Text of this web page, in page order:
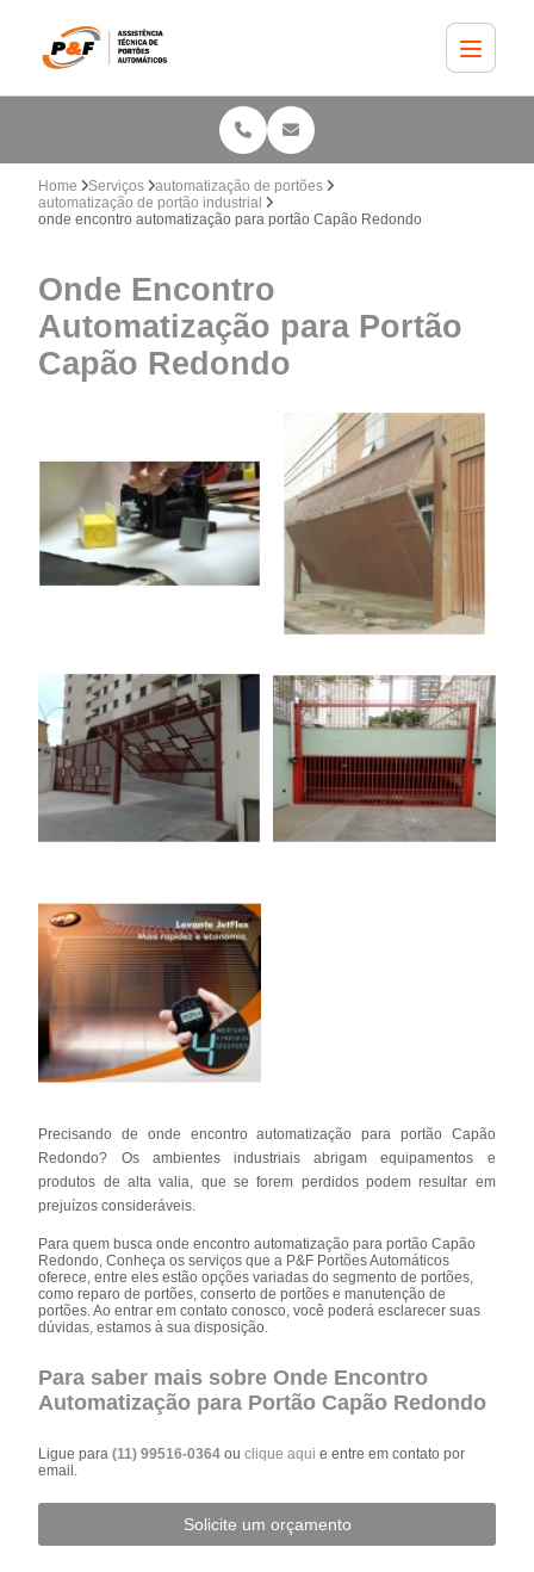
Home Serviços
automatização de portões
automatização de portão industrial
onde encontro automatização para portão Capão Redondo
Onde Encontro
Automatização para Portão
Capão Redondo
Precisando de onde encontro automatização para portão Capão
Redondo? Os ambientes industriais abrigam equipamentos e
produtos de alta valia, que se forem perdidos podem resultar em
prejuízos consideráveis.
Para quem busca onde encontro automatização para portão Capão
Redondo, Conheça os serviços que a P&F Portões Automáticos
oferece, entre eles estão opções variadas do segmento de portões,
como reparo de portões, conserto de portões e manutenção de
portões. Ao entrar em contato conosco, você poderá esclarecer suas
dúvidas, estamos à sua disposição.
Para saber mais sobre Onde Encontro
Automatização para Portão Capão Redondo
Ligue para(11) 99516-0364ouclique aqui e entre em contato por
email.
Solicite um orçamento